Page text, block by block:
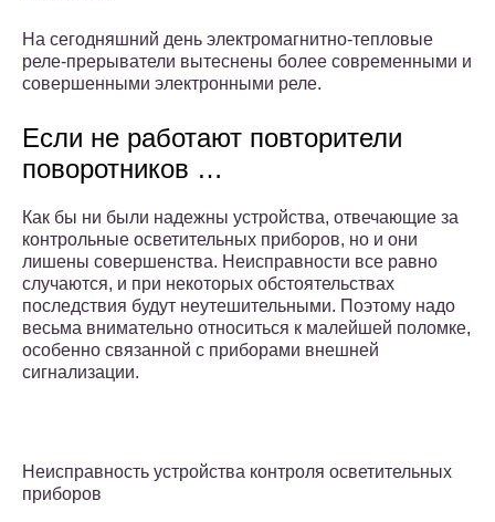
На сегодняшний день электромагнитно-тепловые
реле-прерыватели вытеснены более современными и
совершенными электронными реле.
Если не работают повторители
поворотников …
Как бы ни были надежны устройства, отвечающие за
контрольные осветительных приборов, но и они
лишены совершенства. Неисправности все равно
случаются, и при некоторых обстоятельствах
последствия будут неутешительными. Поэтому надо
весьма внимательно относиться к малейшей поломке,
особенно связанной с приборами внешней
сигнализации.
Неисправность устройства контроля осветительных
приборов